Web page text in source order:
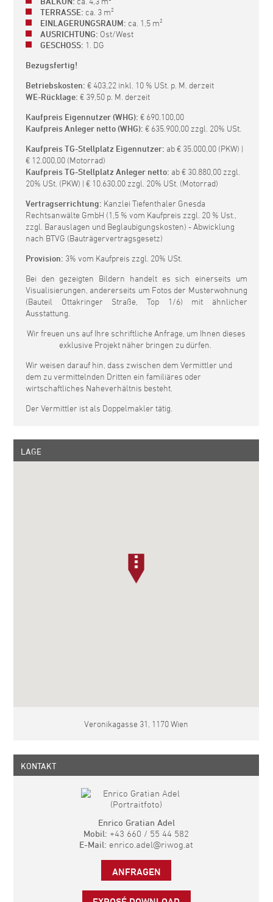
TERRASSE: ca. 3 m²
EINLAGERUNGSRAUM: ca. 1,5 m²
AUSRICHTUNG: Ost/West
GESCHOSS: 1. DG
Bezugsfertig!
Betriebskosten: € 403,22 inkl. 10 % USt. p. M. derzeit
WE-Rücklage: € 39,50 p. M. derzeit
Kaufpreis Eigennutzer (WHG): € 690.100,00
Kaufpreis Anleger netto (WHG): € 635.900,00 zzgl. 20% USt.
Kaufpreis TG-Stellplatz Eigennutzer: ab € 35.000,00 (PKW) |
€ 12.000,00 (Motorrad)
Kaufpreis TG-Stellplatz Anleger netto: ab € 30.880,00 zzgl.
20% USt. (PKW) | € 10.630,00 zzgl. 20% USt. (Motorrad)
Vertragserrichtung: Kanzlei Tiefenthaler Gnesda
Rechtsanwälte GmbH (1,5 % vom Kaufpreis zzgl. 20 % Ust.,
zzgl. Barauslagen und Beglaubigungskosten) - Abwicklung
nach BTVG (Bauträgervertragsgesetz)
Provision: 3% vom Kaufpreis zzgl. 20% USt.
Bei den gezeigten Bildern handelt es sich einerseits um
Visualisierungen, andererseits um Fotos der Musterwohnung
(Bauteil Ottakringer Straße, Top 1/6) mit ähnlicher
Ausstattung.
Wir freuen uns auf Ihre schriftliche Anfrage, um Ihnen dieses
exklusive Projekt näher bringen zu dürfen.
Wir weisen darauf hin, dass zwischen dem Vermittler und
dem zu vermittelnden Dritten ein familiäres oder
wirtschaftliches Naheverhältnis besteht.
Der Vermittler ist als Doppelmakler tätig.
LAGE
Veronikagasse 31, 1170 Wien
KONTAKT
Enrico Gratian Adel
Mobil: +43 660 / 55 44 582
E-Mail: enrico.adel@riwog.at
ANFRAGEN